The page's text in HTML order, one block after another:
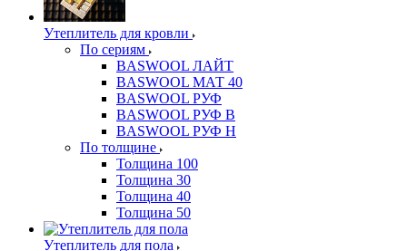
Утеплитель для кровли
По сериям
BASWOOL ЛАЙТ
BASWOOL МАТ 40
BASWOOL РУФ
BASWOOL РУФ В
BASWOOL РУФ Н
По толщине
Толщина 100
Толщина 30
Толщина 40
Толщина 50
Утеплитель для пола